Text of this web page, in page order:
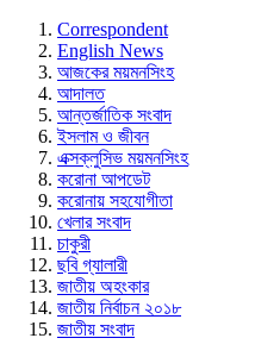
Correspondent
English News
আজকের ময়মনসিংহ
আদালত
আন্তর্জাতিক সংবাদ
ইসলাম ও জীবন
এক্সক্লুসিভ ময়মনসিংহ
করোনা আপডেট
করোনায় সহযোগীতা
খেলার সংবাদ
চাকুরী
ছবি গ্যালারী
জাতীয় অহংকার
জাতীয় নির্বাচন ২০১৮
জাতীয় সংবাদ